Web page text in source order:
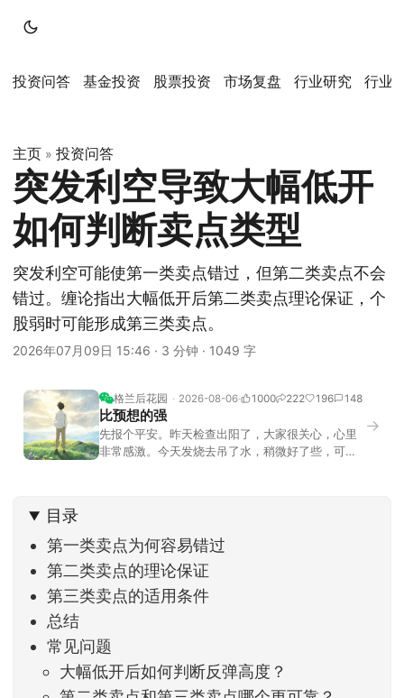
投资问答 基金投资 股票投资 市场复盘 行业研究 行业
主页 » 投资问答
突发利空导致大幅低开
如何判断卖点类型
突发利空可能使第一类卖点错过，但第二类卖点不会
错过。缠论指出大幅低开后第二类卖点理论保证，个
股弱时可能形成第三类卖点。
2026年07月09日 15:46 · 3 分钟 · 1049 字
格兰后花园 2026-08-06 1000 222 196 148
比预想的强
先报个平安。昨天检查出阳了，大家很关心，心里
非常感激。今天发烧去吊了水，稍微好了些，可没
去相差不大，但细看下来，跌幅超过3%的只有不到
→
目录
第一类卖点为何容易错过
第二类卖点的理论保证
第三类卖点的适用条件
总结
常见问题
大幅低开后如何判断反弹高度？